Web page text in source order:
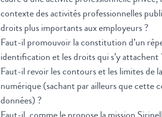
contexte des activités professionnelles
droits plus importants aux employeurs ?
Faut-il promouvoir la constitution d’un
identification et les droits qui s’y attachent
Faut-il revoir les contours et les limites de
numérique (sachant par ailleurs que cette
données) ?